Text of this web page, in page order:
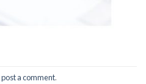
post a comment.